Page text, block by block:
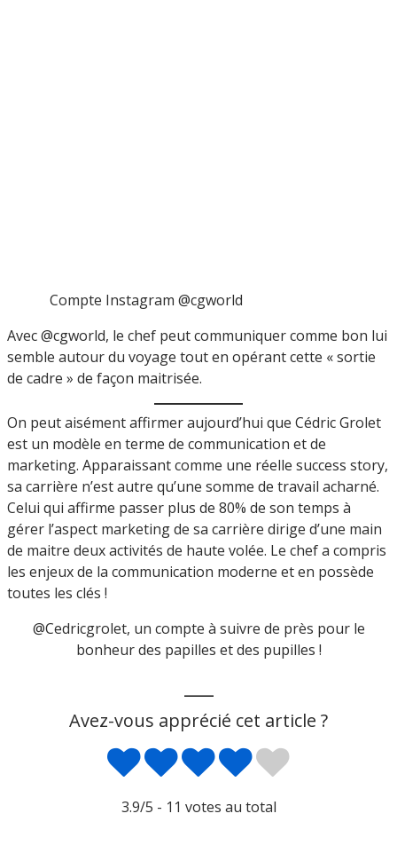
Compte Instagram @cgworld
Avec @cgworld, le chef peut communiquer comme bon lui
semble autour du voyage tout en opérant cette « sortie
de cadre » de façon maitrisée.
On peut aisément affirmer aujourd’hui que Cédric Grolet
est un modèle en terme de communication et de
marketing. Apparaissant comme une réelle success story,
sa carrière n’est autre qu’une somme de travail acharné.
Celui qui affirme passer plus de 80% de son temps à
gérer l’aspect marketing de sa carrière dirige d’une main
de maitre deux activités de haute volée. Le chef a compris
les enjeux de la communication moderne et en possède
toutes les clés !
@Cedricgrolet, un compte à suivre de près pour le
bonheur des papilles et des pupilles !
Avez-vous apprécié cet article ?
3.9/5 - 11 votes au total